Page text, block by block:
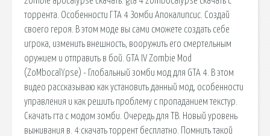
торрента. Особенности ГТА 4 Зомби Апокалипсис. Создай
своего героя. В этом моде вы сами сможете создать себе
игрока, изменить внешность, вооружить его смертельным
оружием и отправить в бой. GTA IV Zombie Mod
(ZoMbocalYpse) - Глобальный зомби мод для GTA 4. В этом
видео рассказываю как установить данный мод, особенности
управления и как решить проблему с пропаданием текстур.
Скачать гта с модом зомби. Очередь для ТВ. Новый уровень
выживания в. 4:скачать торрент бесплатно. Помнить такой